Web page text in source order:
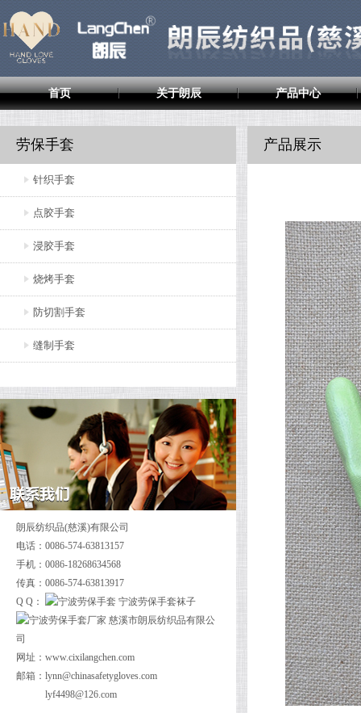
首页 关于朗辰 产品中心
劳保手套
针织手套
点胶手套
浸胶手套
烧烤手套
防切割手套
缝制手套
朗辰纺织品(慈溪)有限公司
电话：0086-574-63813157
手机：0086-18268634568
传真：0086-574-63813917
Q Q：
网址： www.cixilangchen.com
邮箱： lynn@chinasafetygloves.com
lyf4498@126.com
产品展示